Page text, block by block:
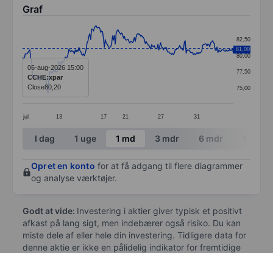
Graf
Line chart with 233 data points.
The chart has 1 X axis displaying categories.
The chart has 1 Y axis displaying values. Data ranges
jul 13 17 21 27 31
75,00
77,50
80,00
82,50
81,00
06-aug-2026 15:00
CCHE:xpar
Close80,20
End of interactive chart.
I dag 1 uge 1 md 3 mdr 6 mdr
Opret en konto for at få adgang til flere diagrammer
og analyse værktøjer.
Godt at vide: Investering i aktier giver typisk et positivt
afkast på lang sigt, men indebærer også risiko. Du kan
miste dele af eller hele din investering. Tidligere data for
denne aktie er ikke en pålidelig indikator for fremtidige